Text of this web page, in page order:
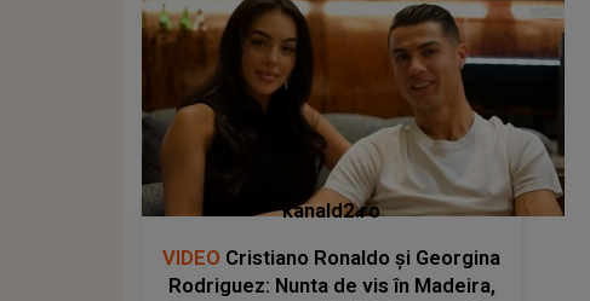
kanald2.ro
VIDEO Cristiano Ronaldo și Georgina
Rodriguez: Nunta de vis în Madeira,